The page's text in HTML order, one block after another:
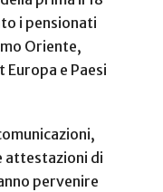
i pensionati
Oriente,
Europa e Paesi
attestazioni di
pervenire